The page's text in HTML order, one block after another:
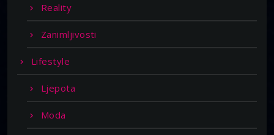
Reality
Zanimljivosti
Lifestyle
Ljepota
Moda